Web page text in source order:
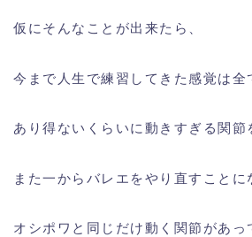
仮にそんなことが出来たら、
今まで人生で練習してきた感覚は全
あり得ないくらいに動きすぎる関節
また一からバレエをやり直すことに
オシポワと同じだけ動く関節があっ